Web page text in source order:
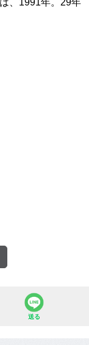
、1991年。29年
送る